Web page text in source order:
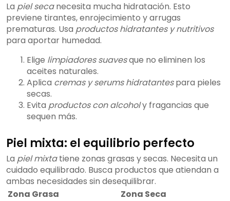
La piel secanecesita mucha hidratación. Esto
previene tirantes, enrojecimiento y arrugas
prematuras. Usa productos hidratantes y nutritivos
para aportar humedad.
Elige limpiadores suavesque no eliminen los
aceites naturales.
Aplica cremas y serums hidratantespara pieles
secas.
Evita productos con alcoholy fragancias que
sequen más.
Piel mixta: el equilibrio perfecto
La piel mixtatiene zonas grasas y secas. Necesita un
cuidado equilibrado. Busca productos que atiendan a
ambas necesidades sin desequilibrar.
Zona Grasa
Zona Seca